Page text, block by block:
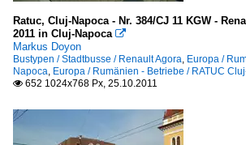
Ratuc, Cluj-Napoca - Nr. 384/CJ 11 KGW -
2011 in Cluj-Napoca 
Markus Doyon
Bustypen / Stadtbusse / Renault Agora, Europa /
Napoca, Europa / Rumänien - Betriebe / RATUC
 652 1024x768 Px, 25.10.2011